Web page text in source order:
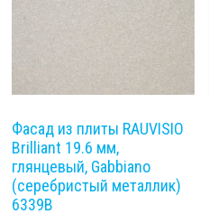
Фасад из плиты RAUVISIO
Brilliant 19.6 мм,
глянцевый, Gabbiano
(серебристый металлик)
6339B